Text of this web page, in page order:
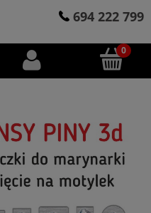
694 222 799